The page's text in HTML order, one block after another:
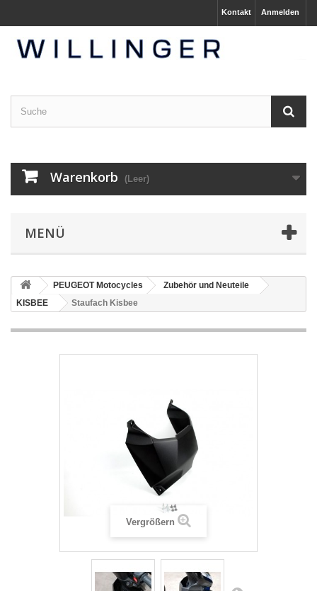
Anmelden
Kontakt
Warenkorb (Leer)
MENÜ
PEUGEOT Motocycles
Zubehör und Neuteile
KISBEE
Staufach Kisbee
Vergrößern